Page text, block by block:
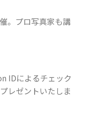
。プロ写真家も講
IDによるチェック
レゼントいたしま